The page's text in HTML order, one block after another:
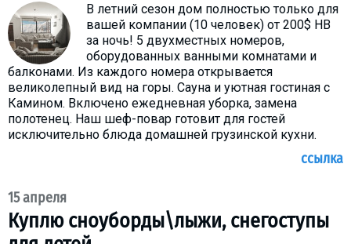
В летний сезон дом полностью только для
вашей компании (10 человек) от 200$ HB
за ночь! 5 двухместных номеров,
оборудованных ванными комнатами и
балконами. Из каждого номера открывается
великолепный вид на горы. Cауна и уютная гостиная с
Камином. Включено ежедневная уборка, замена
полотенец. Наш шеф-повар готовит для гостей
исключительно блюда домашней грузинской кухни.
ссылка
15 апреля
Куплю сноуборды\лыжи, снегоступы